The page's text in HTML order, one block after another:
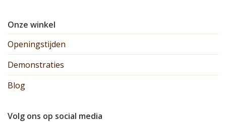
Onze winkel
Openingstijden
Demonstraties
Blog
Volg ons op social media